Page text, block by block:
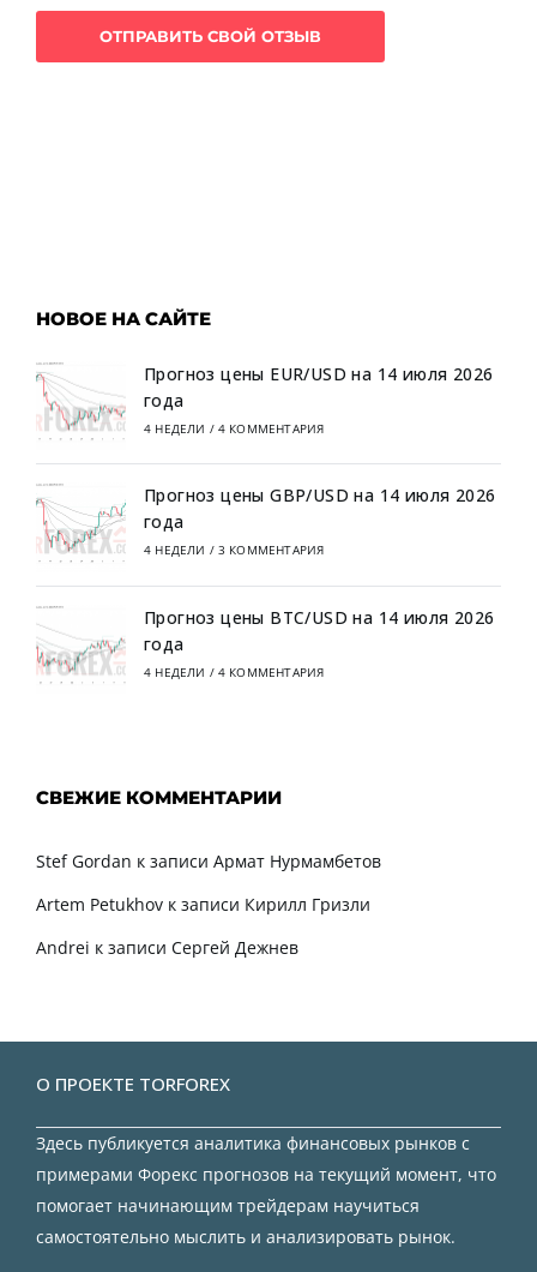
НОВОЕ НА САЙТЕ
Прогноз цены EUR/USD на 14 июля 2026
года
4 НЕДЕЛИ / 4 КОММЕНТАРИЯ
Прогноз цены GBP/USD на 14 июля 2026
года
4 НЕДЕЛИ / 3 КОММЕНТАРИЯ
Прогноз цены BTC/USD на 14 июля 2026
года
4 НЕДЕЛИ / 4 КОММЕНТАРИЯ
СВЕЖИЕ КОММЕНТАРИИ
Stef Gordan к записи Армат Нурмамбетов
Artem Petukhov к записи Кирилл Гризли
Andrei к записи Сергей Дежнев
О ПРОЕКТЕ TORFOREX
Здесь публикуется аналитика финансовых рынков с
примерами Форекс прогнозов на текущий момент, что
помогает начинающим трейдерам научиться
самостоятельно мыслить и анализировать рынок.